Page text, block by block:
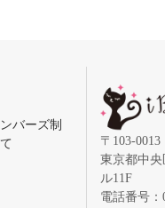
バーズ制
〒103-0013
東京都中
ル11F
電話番号：